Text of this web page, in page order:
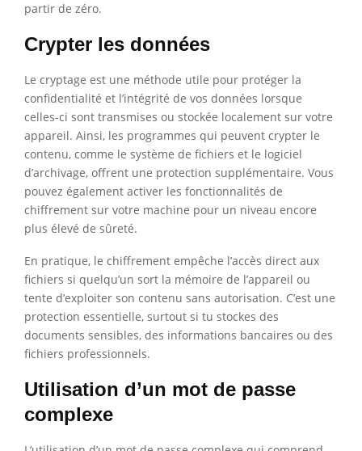
partir de zéro.
Crypter les données
Le cryptage est une méthode utile pour protéger la
confidentialité et l’intégrité de vos données lorsque
celles-ci sont transmises ou stockée localement sur votre
appareil. Ainsi, les programmes qui peuvent crypter le
contenu, comme le système de fichiers et le logiciel
d’archivage, offrent une protection supplémentaire. Vous
pouvez également activer les fonctionnalités de
chiffrement sur votre machine pour un niveau encore
plus élevé de sûreté.
En pratique, le chiffrement empêche l’accès direct aux
fichiers si quelqu’un sort la mémoire de l’appareil ou
tente d’exploiter son contenu sans autorisation. C’est une
protection essentielle, surtout si tu stockes des
documents sensibles, des informations bancaires ou des
fichiers professionnels.
Utilisation d’un mot de passe
complexe